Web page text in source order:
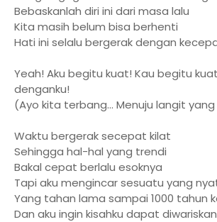
Bebaskanlah diri ini dari masa lalu
Kita masih belum bisa berhenti
Hati ini selalu bergerak dengan
Yeah! Aku begitu kuat! Kau begitu
denganku!
(Ayo kita terbang... Menuju langit
Waktu bergerak secepat kilat
Sehingga hal-hal yang trendi
Bakal cepat berlalu esoknya
Tapi aku mengincar sesuatu yang
Yang tahan lama sampai 1000 tahun
Dan aku ingin kisahku dapat diwariskan